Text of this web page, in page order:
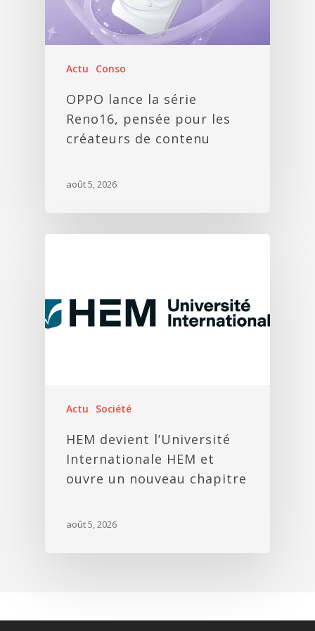
Actu Conso
OPPO lance la série
Reno16, pensée pour les
créateurs de contenu
août 5, 2026
Actu Société
HEM devient l’Université
Internationale HEM et
ouvre un nouveau chapitre
août 5, 2026